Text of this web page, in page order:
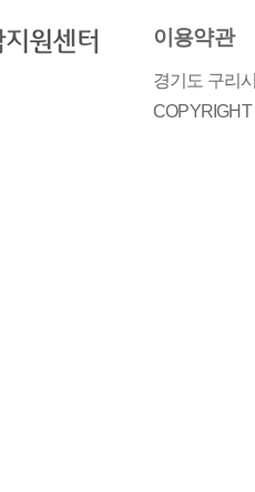
이용약관
경기도 구리